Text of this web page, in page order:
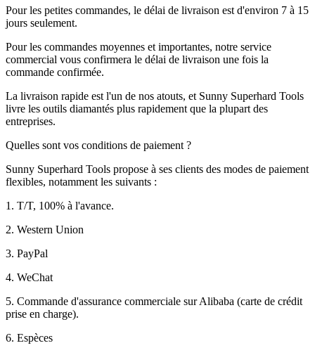
Pour les petites commandes, le délai de livraison est d'environ 7 à 15
jours seulement.
Pour les commandes moyennes et importantes, notre service
commercial vous confirmera le délai de livraison une fois la
commande confirmée.
La livraison rapide est l'un de nos atouts, et Sunny Superhard Tools
livre les outils diamantés plus rapidement que la plupart des
entreprises.
Quelles sont vos conditions de paiement ?
Sunny Superhard Tools propose à ses clients des modes de paiement
flexibles, notamment les suivants :
1. T/T, 100% à l'avance.
2. Western Union
3. PayPal
4. WeChat
5. Commande d'assurance commerciale sur Alibaba (carte de crédit
prise en charge).
6. Espèces